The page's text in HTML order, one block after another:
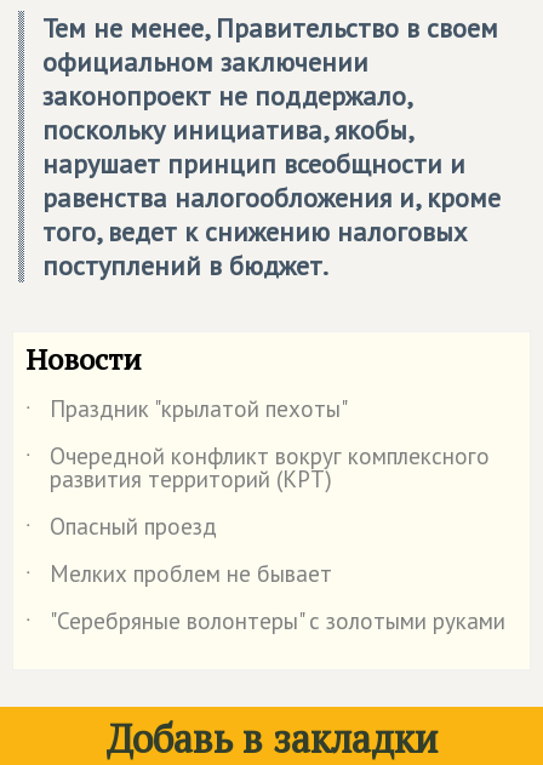
Тем не менее, Правительство в своем
официальном заключении
законопроект не поддержало,
поскольку инициатива, якобы,
нарушает принцип всеобщности и
равенства налогообложения и, кроме
того, ведет к снижению налоговых
поступлений в бюджет.
Новости
˙
Праздник "крылатой пехоты"
˙
Очередной конфликт вокруг комплексного
развития территорий (КРТ)
˙
Опасный проезд
˙
Мелких проблем не бывает
˙
"Серебряные волонтеры" с золотыми руками
Добавь в закладки